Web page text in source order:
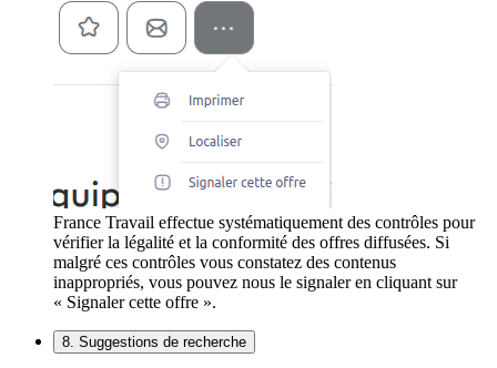
France Travail effectue systématiquement des contrôles pour
vérifier la légalité et la conformité des offres diffusées. Si
malgré ces contrôles vous constatez des contenus
inappropriés, vous pouvez nous le signaler en cliquant sur
« Signaler cette offre ».
8. Suggestions de recherche